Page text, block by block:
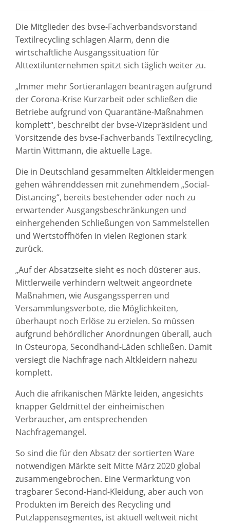
Die Mitglieder des bvse-Fachverbandsvorstand
Textilrecycling schlagen Alarm, denn die
wirtschaftliche Ausgangssituation für
Alttextilunternehmen spitzt sich täglich weiter zu.
„Immer mehr Sortieranlagen beantragen aufgrund
der Corona-Krise Kurzarbeit oder schließen die
Betriebe aufgrund von Quarantäne-Maßnahmen
komplett“, beschreibt der bvse-Vizepräsident und
Vorsitzende des bvse-Fachverbands Textilrecycling,
Martin Wittmann, die aktuelle Lage.
Die in Deutschland gesammelten Altkleidermengen
gehen währenddessen mit zunehmendem „Social-
Distancing“, bereits bestehender oder noch zu
erwartender Ausgangsbeschränkungen und
einhergehenden Schließungen von Sammelstellen
und Wertstoffhöfen in vielen Regionen stark
zurück.
„Auf der Absatzseite sieht es noch düsterer aus.
Mittlerweile verhindern weltweit angeordnete
Maßnahmen, wie Ausgangssperren und
Versammlungsverbote, die Möglichkeiten,
überhaupt noch Erlöse zu erzielen. So müssen
aufgrund behördlicher Anordnungen überall, auch
in Osteuropa, Secondhand-Läden schließen. Damit
versiegt die Nachfrage nach Altkleidern nahezu
komplett.
Auch die afrikanischen Märkte leiden, angesichts
knapper Geldmittel der einheimischen
Verbraucher, am entsprechenden
Nachfragemangel.
So sind die für den Absatz der sortierten Ware
notwendigen Märkte seit Mitte März 2020 global
zusammengebrochen. Eine Vermarktung von
tragbarer Second-Hand-Kleidung, aber auch von
Produkten im Bereich des Recycling und
Putzlappensegmentes, ist aktuell weltweit nicht